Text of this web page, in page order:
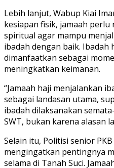
Lebih lanjut, Wabup Kiai
kesiapan fisik, jamaah
spiritual agar mampu
ibadah dengan baik. Ibadah
dimanfaatkan sebagai
meningkatkan keimanan.
“Jamaah haji menjalankan
sebagai landasan utama,
ibadah dilaksanakan
SWT, bukan karena alasan
Selain itu, Politisi senior
mengingatkan pentingnya
selama di Tanah Suci.